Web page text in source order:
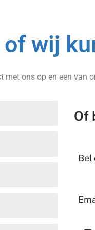
wij
met ons op en een van
Of
Bel